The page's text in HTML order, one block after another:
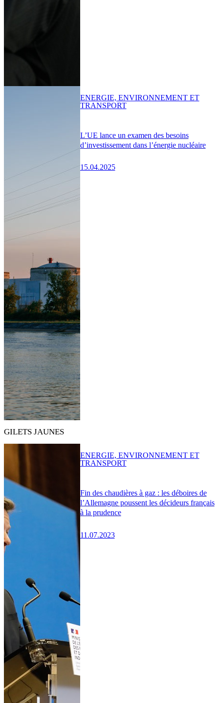
L’UE lance un examen des besoins
d’investissement dans l’énergie nucléaire
15.04.2025
ENERGIE, ENVIRONNEMENT ET
TRANSPORT
GILETS JAUNES
Fin des chaudières à gaz : les déboires de
l’Allemagne poussent les décideurs français
à la prudence
11.07.2023
ENERGIE, ENVIRONNEMENT ET
TRANSPORT